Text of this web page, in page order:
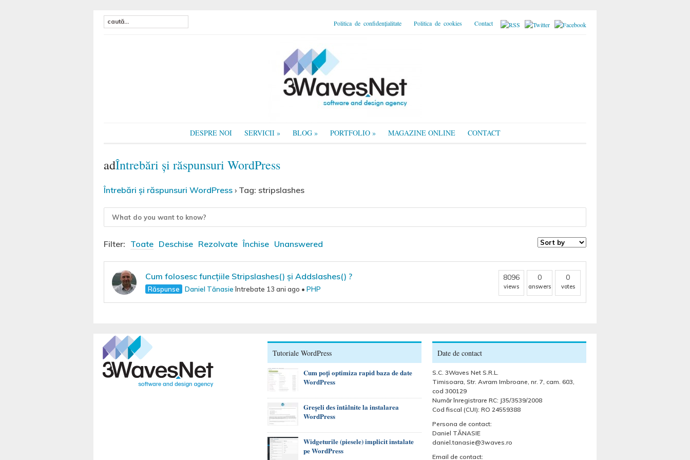
Politica de confidențialitate Politica de cookies Contact
DESPRE NOI SERVICII» BLOG» PORTFOLIO» MAGAZINE ONLINE CONTACT
adÎntrebări și răspunsuri WordPress
Întrebări și răspunsuri WordPress › Tag: stripslashes
Filter: Toate Deschise Rezolvate Închise Unanswered
Cum folosesc funcțiile Stripslashes() și Addslashes() ?
Răspunse Daniel Tănasieîntrebate 13 ani ago • PHP
8096
views
0
answers
0
votes
Tutoriale WordPress
Cum poți optimiza rapid baza de date
WordPress
Greșeli des întâlnite la instalarea
WordPress
Widgeturile (piesele) implicit instalate
pe WordPress
Date de contact
S.C. 3Waves Net S.R.L.
Timisoara, Str. Avram Imbroane, nr. 7, cam. 603,
cod 300129
Număr înregistrare RC: J35/3539/2008
Cod fiscal (CUI): RO 24559388
Persona de contact:
Daniel TĂNASIE
daniel.tanasie@3waves.ro
Email de contact: